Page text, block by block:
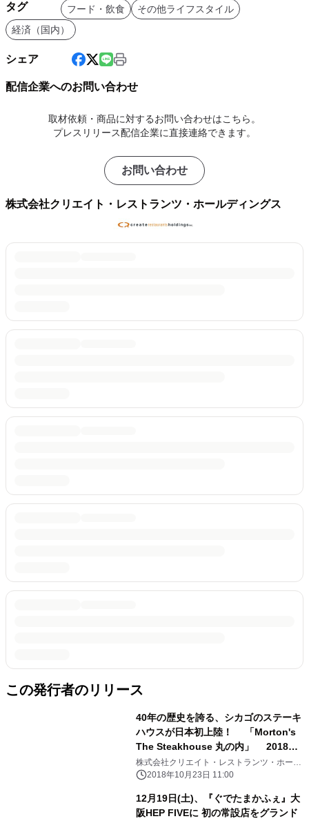
タグ フード・飲食
その他ライフスタイル
経済（国内）
シェア
配信企業へのお問い合わせ
取材依頼・商品に対するお問い合わせはこちら。
プレスリリース配信企業に直接連絡できます。
お問い合わせ
株式会社クリエイト・レストランツ・ホールディングス
この発行者のリリース
40年の歴史を誇る、シカゴのステーキ
ハウスが日本初上陸！ 「Morton's
The Steakhouse 丸の内」 2018年
11月8日(木)丸の内二重橋ビル内商業
ゾーン 「二重橋スクエア」にグランド
株式会社クリエイト・レストランツ・ホール
ディングス
2018年10月23日 11:00
12月19日(土)、『ぐでたまかふぇ』大
阪HEP FIVEに 初の常設店をグランド